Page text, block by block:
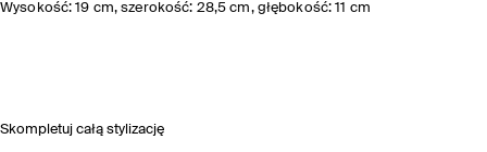
Wysokość: 19 cm, szerokość: 28,5 cm, głębokość: 11 cm
Skompletuj całą stylizację